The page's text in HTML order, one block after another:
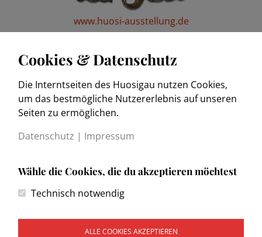
www.huosi-ausstellung.de
www.trachtenkulturmuseum.de
Impressum
Datenschutzerklärung
Wegweiser
Cookies & Datenschutz
Die Interntseiten des Huosigau nutzen Cookies,
um das bestmögliche Nutzererlebnis auf unseren
Seiten zu ermöglichen.
Datenschutz | Impressum
Wähle die Cookies, die du akzeptieren möchtest
Technisch notwendig
ALLE COOKIES AKZEPTIEREN